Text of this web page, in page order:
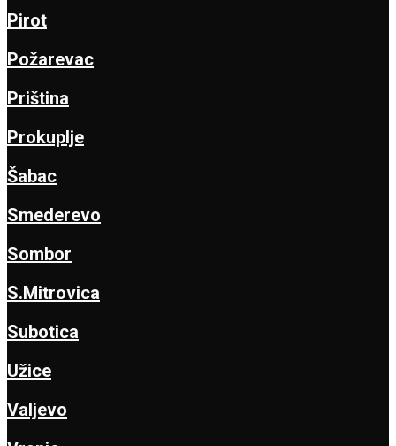
Pirot
Požarevac
Priština
Prokuplje
Šabac
Smederevo
Sombor
S.Mitrovica
Subotica
Užice
Valjevo